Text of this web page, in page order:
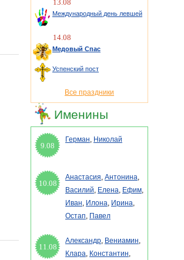
13.08
Международный день левшей
14.08
Медовый Спас
Успенский пост
Все праздники
Именины
9.08
Герман, Николай
10.08
Анастасия, Антонина,
Василий, Елена, Ефим,
Иван, Илона, Ирина,
Остап, Павел
11.08
Александр, Вениамин,
Клара, Константин,